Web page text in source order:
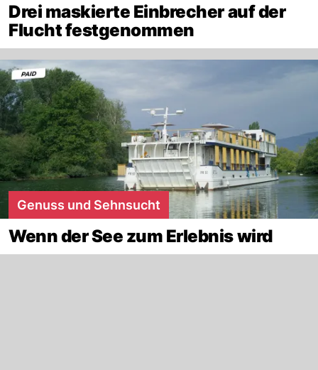
Drei maskierte Einbrecher auf der
Flucht festgenommen
Genuss und Sehnsucht
Wenn der See zum Erlebnis wird